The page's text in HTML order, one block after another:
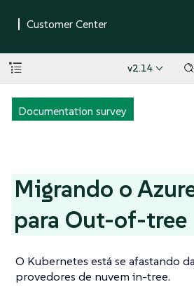
v2.14
Documentation survey
Migrando o
para Out-of-tree
O Kubernetes está se afastando
provedores de nuvem in-tree.